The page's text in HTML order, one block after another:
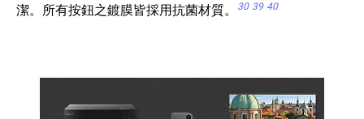
潔。所有按鈕之鍍膜皆採用抗菌材質。
30 39 40